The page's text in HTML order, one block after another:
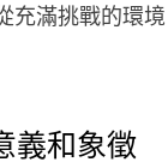
充滿挑戰的環
義和象徵